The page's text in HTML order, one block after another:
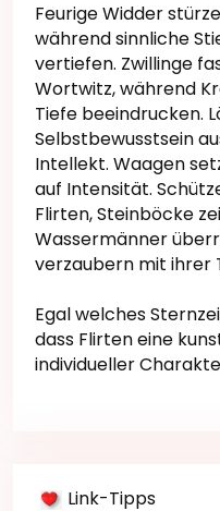
Feurige Widder
während sinnliche
vertiefen. Zwillinge
Wortwitz, während
Tiefe beeindrucken.
Selbstbewusstsein
Intellekt. Waagen
auf Intensität.
Flirten, Steinböcke
Wassermänner
verzaubern mit ihrer
Egal welches
dass Flirten eine
individueller
Link-Tipps